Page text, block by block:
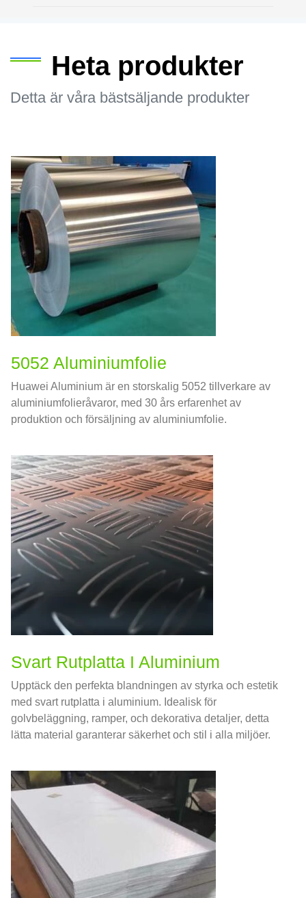
Heta produkter
Detta är våra bästsäljande produkter
5052 Aluminiumfolie
Huawei Aluminium är en storskalig 5052 tillverkare av
aluminiumfolieråvaror, med 30 års erfarenhet av
produktion och försäljning av aluminiumfolie.
Svart Rutplatta I Aluminium
Upptäck den perfekta blandningen av styrka och estetik
med svart rutplatta i aluminium. Idealisk för
golvbeläggning, ramper, och dekorativa detaljer, detta
lätta material garanterar säkerhet och stil i alla miljöer.